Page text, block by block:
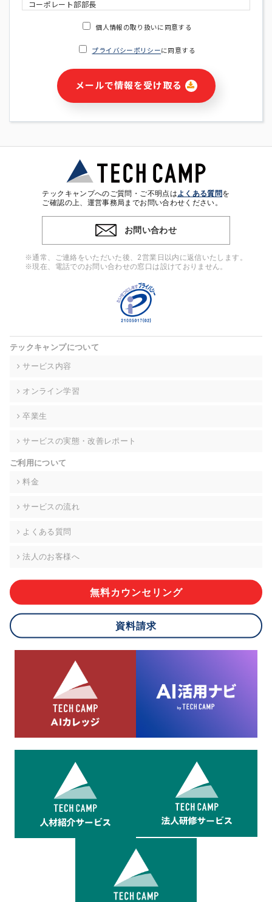
コーポレート部部長
・ご請求された資料の送付のため
・本サービス及び本サービスに関連する情報(当社及び第三者の
サービス又は商品等の広告配信・宣伝を含みますが、それらに
・個人(法人の場合は担当者)を識別できない形式に加工した統
計情報の作成および利用
※上記の利用目的に基づいた本人への連絡及び配信について
4. 個人情報の第三者提供
ンをとるために、氏名等の一部の情報をサービス内で使用する
チャットツールで発信することにより、本サービスの他の利用
者等に提供することがあります。
当社は事業運営上、前項利用目的の範囲に限って個人情報を外
高い委託先を選定し、個人情報の適正管理・機密保持について
個人情報の開示等(利用目的の通知、開示、内容の訂正・追加・
て、下記の当社問合わせ窓口に申し出ることができます。その
的な期間内に対応いたします。ただし、申請が本人確認が不可
により、ご希望に添えない場合があります。 なお、アクセスロ
グなどの個人情報以外の情報については、原則として開示等は
株式会社div 個人情報問合せ窓口
メールアドレス:privacy_policy@di-v.co.jp
ご本人様が当社に個人情報を提供されるかどうかは任意による
応ができない場合があります。
8.cookieにより取得・分析した情報とその利用について
当社は第三者が運営するデータ・マネジメント・プラットフォ
ームからcookieにより収集されたウェブの閲覧機歴及びその分
析結果を取得し、これをお客様の個人データと結びつけた上
で、広告配信等の目的で利用いたします。
個人情報の取り扱いに同意する
プライバシーポリシーに同意する
メールで情報を受け取る
テックキャンプへのご質問・ご不明点はよくある質問を
ご確認の上、運営事務局までお問い合わせください。
お問い合わせ
※通常、ご連絡をいただいた後、2営業日以内に返信いたします。
※現在、電話でのお問い合わせの窓口は設けておりません。
テックキャンプについて
サービス内容
オンライン学習
卒業生
サービスの実態・改善レポート
ご利用について
料金
サービスの流れ
よくある質問
法人のお客様へ
無料カウンセリング
資料請求